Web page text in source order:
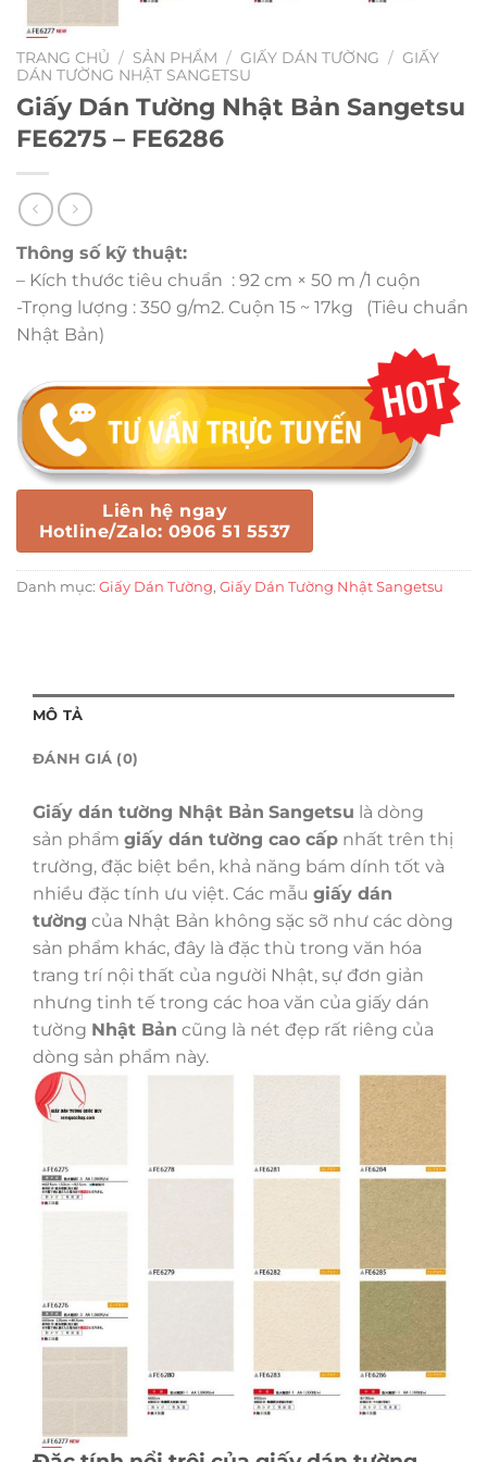
TRANG CHỦ / SẢN PHẨM / GIẤY DÁN TƯỜNG / GIẤY
DÁN TƯỜNG NHẬT SANGETSU
Giấy Dán Tường Nhật Bản Sangetsu
FE6275 – FE6286
Thông số kỹ thuật:
– Kích thước tiêu chuẩn : 92 cm × 50 m /1 cuộn
-Trọng lượng : 350 g/m2. Cuộn 15 ~ 17kg (Tiêu chuẩn
Nhật Bản)
Liên hệ ngay
Hotline/Zalo: 0906 51 5537
Danh mục: Giấy Dán Tường, Giấy Dán Tường Nhật Sangetsu
MÔ TẢ
ĐÁNH GIÁ (0)
Giấy dán tường Nhật Bản Sangetsu là dòng
sản phẩm giấy dán tường cao cấp nhất trên thị
trường, đặc biệt bền, khả năng bám dính tốt và
nhiều đặc tính ưu việt. Các mẫu giấy dán
tường của Nhật Bản không sặc sỡ như các dòng
sản phẩm khác, đây là đặc thù trong văn hóa
trang trí nội thất của người Nhật, sự đơn giản
nhưng tinh tế trong các hoa văn của giấy dán
tường Nhật Bản cũng là nét đẹp rất riêng của
dòng sản phẩm này.